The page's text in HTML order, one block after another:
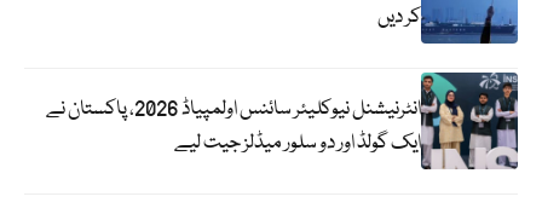
کر دیں
انٹرنیشنل نیوکلیئر سائنس اولمپیاڈ 2026، پاکستان نے
ایک گولڈ اور دو سلور میڈلز جیت لیے